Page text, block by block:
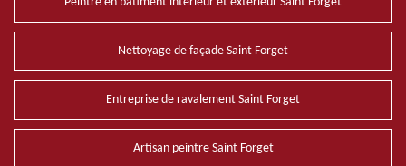
Nettoyage de façade Saint Forget
Entreprise de ravalement Saint Forget
Artisan peintre Saint Forget